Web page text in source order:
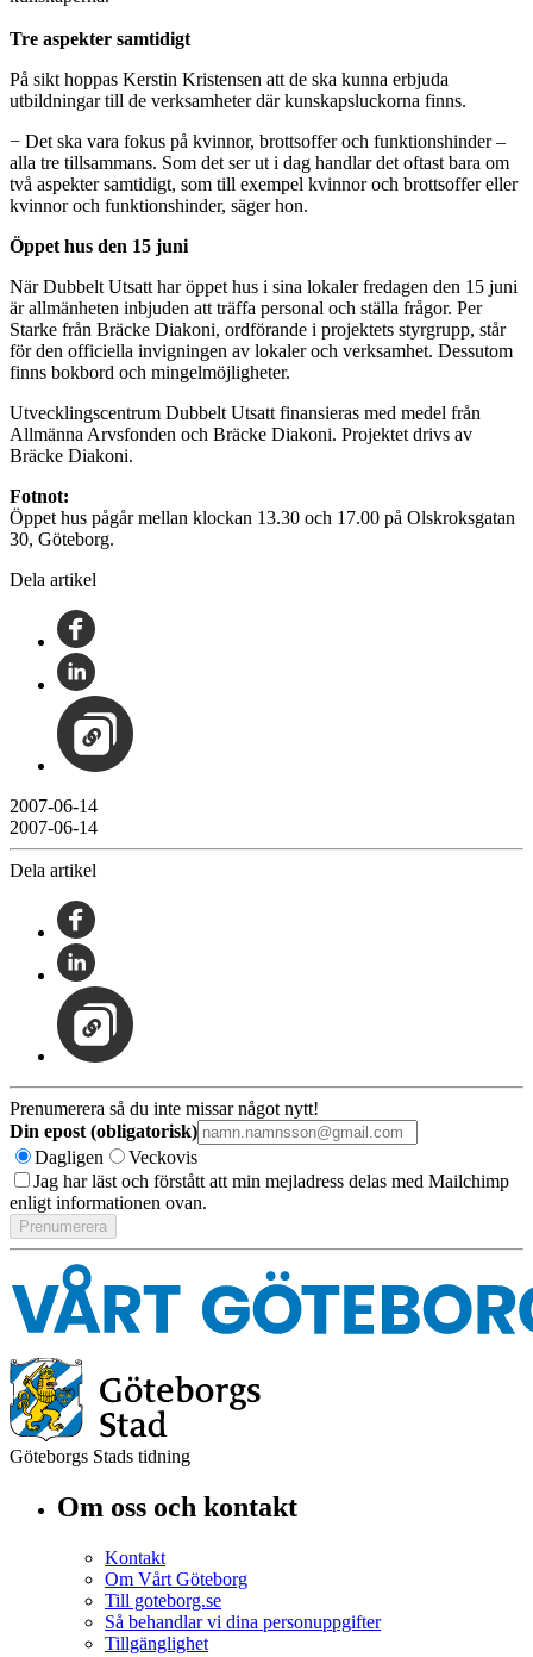
Tre aspekter samtidigt
På sikt hoppas Kerstin Kristensen att de ska kunna erbjuda
utbildningar till de verksamheter där kunskapsluckorna finns.
− Det ska vara fokus på kvinnor, brottsoffer och funktionshinder –
alla tre tillsammans. Som det ser ut i dag handlar det oftast bara om
två aspekter samtidigt, som till exempel kvinnor och brottsoffer eller
kvinnor och funktionshinder, säger hon.
Öppet hus den 15 juni
När Dubbelt Utsatt har öppet hus i sina lokaler fredagen den 15 juni
är allmänheten inbjuden att träffa personal och ställa frågor. Per
Starke från Bräcke Diakoni, ordförande i projektets styrgrupp, står
för den officiella invigningen av lokaler och verksamhet. Dessutom
finns bokbord och mingelmöjligheter.
Utvecklingscentrum Dubbelt Utsatt finansieras med medel från
Allmänna Arvsfonden och Bräcke Diakoni. Projektet drivs av
Bräcke Diakoni.
Fotnot:
Öppet hus pågår mellan klockan 13.30 och 17.00 på Olskroksgatan
30, Göteborg.
Dela artikel
2007-06-14
2007-06-14
Dela artikel
Prenumerera så du inte missar något nytt!
Din epost (obligatorisk)
Dagligen
Veckovis
Jag har läst och förstått att min mejladress delas med Mailchimp
enligt informationen ovan.
Göteborgs Stads tidning
Om oss och kontakt
Kontakt
Om Vårt Göteborg
Till goteborg.se
Så behandlar vi dina personuppgifter
Tillgänglighet